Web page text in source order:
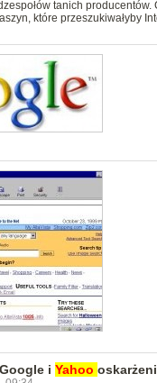
tanich
które przeszukiwałyby
i Yahoo oskarżeni